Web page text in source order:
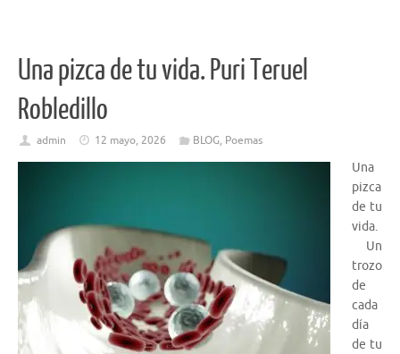
Una pizca de tu vida. Puri Teruel
Robledillo
admin 12 mayo, 2026 BLOG, Poemas
Una
pizca
de tu
vida.
Un
trozo
de
cada
día
de tu